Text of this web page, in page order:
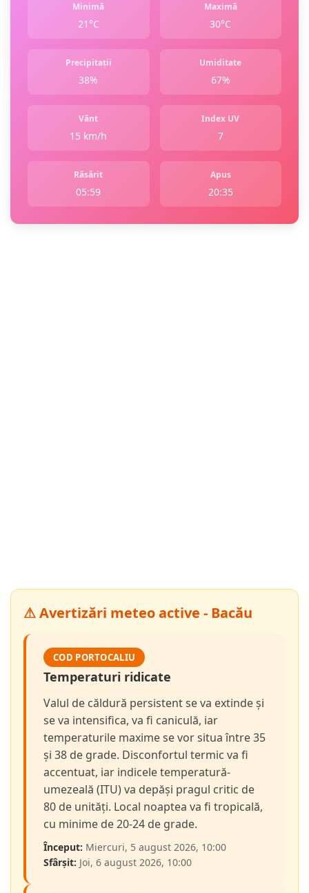
Minimă
21°C
Maximă
30°C
Precipitații
38%
Umiditate
67%
Vânt
15 km/h
Index UV
7
Răsărit
05:59
Apus
20:35
⚠ Avertizări meteo active - Bacău
COD PORTOCALIU
Temperaturi ridicate
Valul de căldură persistent se va extinde și
se va intensifica, va fi caniculă, iar
temperaturile maxime se vor situa între 35
și 38 de grade. Disconfortul termic va fi
accentuat, iar indicele temperatură-
umezeală (ITU) va depăși pragul critic de
80 de unități. Local noaptea va fi tropicală,
cu minime de 20-24 de grade.
Început: Miercuri, 5 august 2026, 10:00
Sfârșit: Joi, 6 august 2026, 10:00